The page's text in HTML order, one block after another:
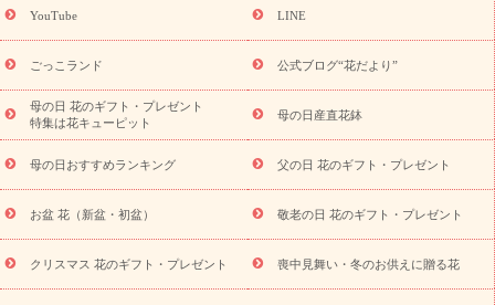
ギフト
「きょう誕生日なんです」キャンペーン
用途から探す お祝いの花特集 当日配達特急便
お祝い商品
一覧
お祝い 新築・引っ越し祝い
結婚記念日
結婚祝い 出産祝い 退院祝い・快気祝い
還暦
祝い・長寿祝い
プチギフト ペットのお祝いフラワー
元・暑中見舞い
敬老の日
お供え
お供え・お悔やみ商品一覧 お供え・お悔やみの花
十九日法要以降に贈る花
通夜・葬儀に贈る花
お供え お花とセッ
お盆（新盆・初盆）
お祝い返し お見舞い
お取り
プリザーブドフラワー
スタイルから探す
アレンジメント
YouTube LINE
ごっこランド 公式ブログ“花だより”
母の日 花のギフト・プレゼント
特集は花キューピット
母の日産直花鉢
母の日おすすめランキング 父の日 花のギフト・プレゼント
お盆 花（新盆・初盆） 敬老の日 花のギフト・プレゼント
クリスマス 花のギフト・プレゼント 喪中見舞い・冬のお供えに贈る花